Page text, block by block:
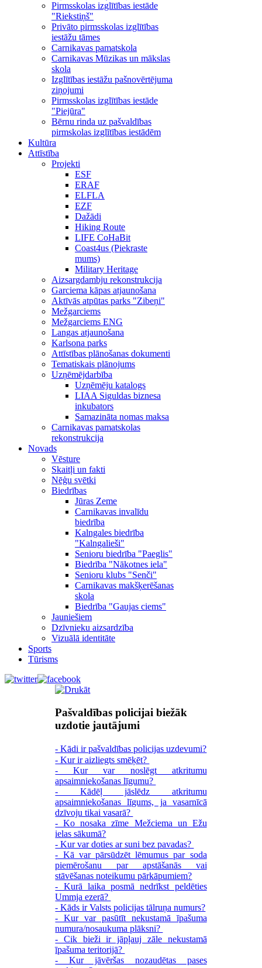
Pirmsskolas izglītības iestāde
"Riekstiņš"
Privāto pirmsskolas izglītības
iestāžu tāmes
Carnikavas pamatskola
Carnikavas Mūzikas un mākslas
skola
Izglītības iestāžu pašnovērtējuma
ziņojumi
Pirmsskolas izglītības iestāde
"Piejūra"
Bērnu rinda uz pašvaldības
pirmskolas izglītības iestādēm
Kultūra
Attīstība
Projekti
ESF
ERAF
ELFLA
EZF
Dažādi
Hiking Route
LIFE CoHaBit
Coast4us (Piekraste
mums)
Military Heritage
Aizsargdambju rekonstrukcija
Garciema kāpas atjaunošana
Aktīvās atpūtas parks "Zibeņi"
Mežgarciems
Mežgarciems ENG
Langas atjaunošana
Karlsona parks
Attīstības plānošanas dokumenti
Tematiskais plānojums
Uzņēmējdarbība
Uzņēmēju katalogs
LIAA Siguldas biznesa
inkubators
Samazināta nomas maksa
Carnikavas pamatskolas
rekonstrukcija
Novads
Vēsture
Skaitļi un fakti
Nēģu svētki
Biedrības
Jūras Zeme
Carnikavas invalīdu
biedrība
Kalngales biedrība
"Kalngalieši"
Senioru biedrība "Paeglis"
Biedrība "Nākotnes iela"
Senioru klubs "Senči"
Carnikavas makšķerēšanas
skola
Biedrība "Gaujas ciems"
Jauniešiem
Dzīvnieku aizsardzība
Vizuālā identitāte
Sports
Tūrisms
Pašvaldības policijai biežāk
uzdotie jautājumi
- Kādi ir pašvaldības policijas uzdevumi?
- Kur ir aizliegts smēķēt?
- Kur var noslēgt atkritumu
apsaimniekošanas līgumu?
- Kādēļ jāslēdz atkritumu
apsaimniekošanas līgums, ja vasarnīcā
dzīvoju tikai vasarā?
- Ko nosaka zīme Mežciema un Ežu
ielas sākumā?
- Kur var doties ar suni bez pavadas?
- Kā var pārsūdzēt lēmumus par soda
piemērošanu par apstāšanās vai
stāvēšanas noteikumu pārkāpumiem?
- Kurā laika posmā nedrīkst peldēties
Ummja ezerā?
- Kāds ir Valsts policijas tālruņa numurs?
- Kur var pasūtīt nekustamā īpašuma
numura/nosaukuma plāksni?
- Cik bieži ir jāpļauj zāle nekustamā
īpašuma teritorijā?
- Kur jāvēršas nozaudētas pases